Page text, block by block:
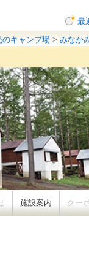
最
のキャンプ場 > みなか
施設案内 クー